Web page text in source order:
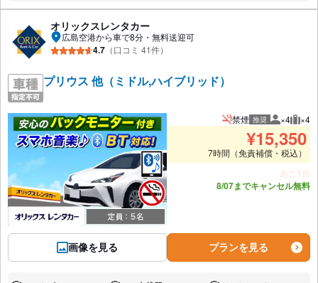
オリックスレンタカー
広島空港から車で8分・無料送迎可
4.7 （口コミ 41件）
プリウス 他（ミドル,ハイブリッド）
画像を見る
禁煙 推奨 推奨人数
×4 推
×4
¥15,350
7時間（免責補償・税込）
8/07までキャンセル無料
プランを見る